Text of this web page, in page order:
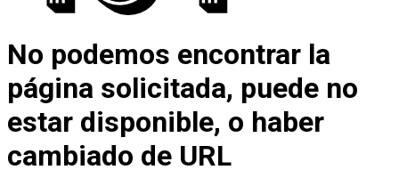
No podemos encontrar la
página solicitada, puede no
estar disponible, o haber
cambiado de URL